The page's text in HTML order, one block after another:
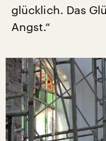
glücklich. Das
Angst.“